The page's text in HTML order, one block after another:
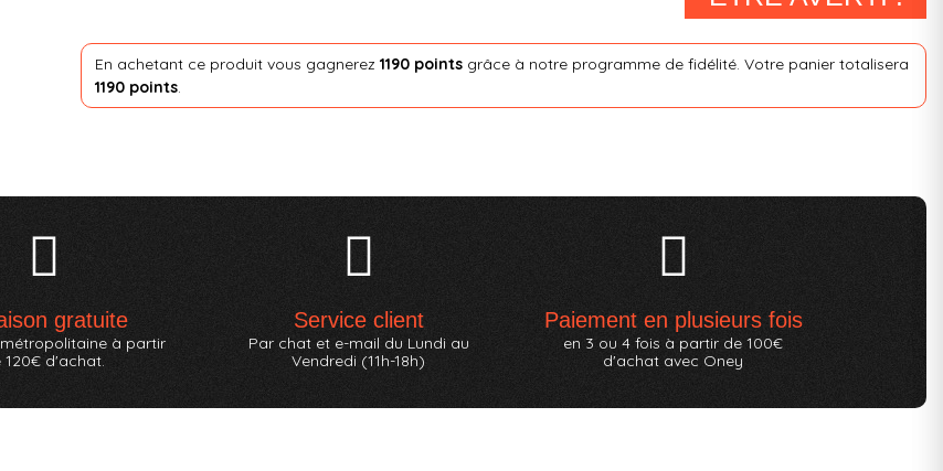
En achetant ce produit vous gagnerez 1190 points grâce à notre programme de fidélité. Votre panier totalisera
1190 points.
gratuite
à partir
120€ d'achat.
Service client
Par chat et e-mail du Lundi au
Vendredi (11h-18h)
Paiement en plusieurs fois
en 3 ou 4 fois à partir de 100€
d'achat avec Oney